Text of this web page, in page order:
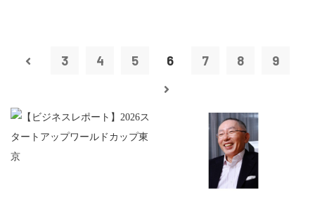
3 4 5 6 7 8 9